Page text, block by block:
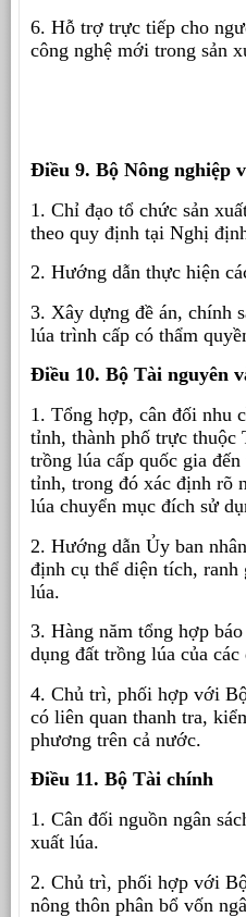
6. Hỗ trợ trực tiếp cho
công nghệ mới trong sản
Điều 9. Bộ Nông nghiệp
1. Chỉ đạo tổ chức sản
theo quy định tại Nghị
2. Hướng dẫn thực hiện
3. Xây dựng đề án, chính
lúa trình cấp có thẩm
Điều 10. Bộ Tài nguyên
1. Tổng hợp, cân đối nhu
tỉnh, thành phố trực thuộc
trồng lúa cấp quốc gia
tỉnh, trong đó xác định rõ
lúa chuyển mục đích sử
2. Hướng dẫn Ủy ban
định cụ thể diện tích,
lúa.
3. Hàng năm tổng hợp
dụng đất trồng lúa của
4. Chủ trì, phối hợp với
có liên quan thanh tra,
phương trên cả nước.
Điều 11. Bộ Tài chính
1. Cân đối nguồn ngân
xuất lúa.
2. Chủ trì, phối hợp với
nông thôn phân bổ vốn